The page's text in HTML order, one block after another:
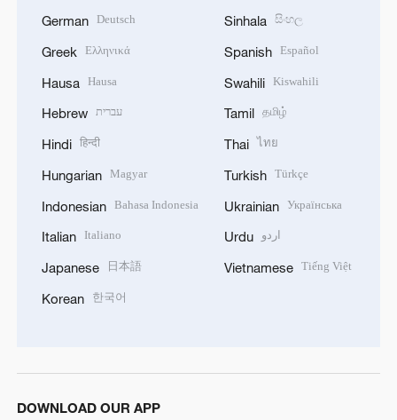
German Deutsch
Greek Ελληνικά
Hausa Hausa
Hebrew עברית
Hindi हिन्दी
Hungarian Magyar
Indonesian Bahasa Indonesia
Italian Italiano
Japanese 日本語
Korean 한국어
Sinhala සිංහල
Spanish Español
Swahili Kiswahili
Tamil தமிழ்
Thai ไทย
Turkish Türkçe
Ukrainian Українська
Urdu اردو
Vietnamese Tiếng Việt
DOWNLOAD OUR APP